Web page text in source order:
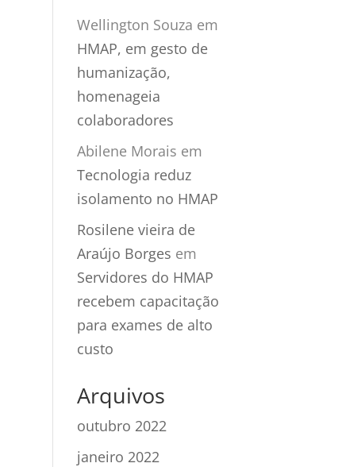
Wellington Souza em
HMAP, em gesto de
humanização,
homenageia
colaboradores
Abilene Morais em
Tecnologia reduz
isolamento no HMAP
Rosilene vieira de
Araújo Borges em
Servidores do HMAP
recebem capacitação
para exames de alto
custo
Arquivos
outubro 2022
janeiro 2022